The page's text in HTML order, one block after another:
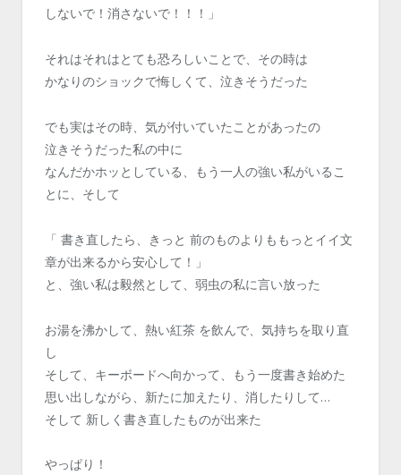
しないで！消さないで！！！」
それはそれはとても恐ろしいことで、その時は
かなりのショックで悔しくて、泣きそうだった
でも実はその時、気が付いていたことがあったの
泣きそうだった私の中に
なんだかホッとしている、もう一人の強い私がいるこ
とに、そして
「 書き直したら、きっと 前のものよりももっとイイ文
章が出来るから安心して！」
と、強い私は毅然として、弱虫の私に言い放った
お湯を沸かして、熱い紅茶 を飲んで、気持ちを取り直
し
そして、キーボードへ向かって、もう一度書き始めた
思い出しながら、新たに加えたり、消したりして…
そして 新しく書き直したものが出来た
やっぱり！